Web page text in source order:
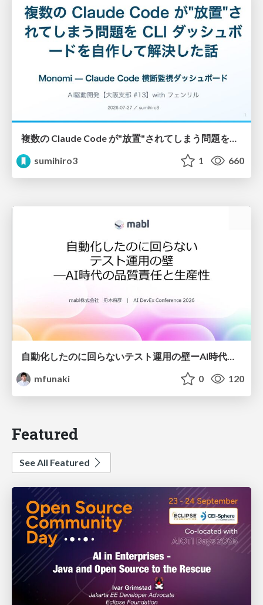
sumihiro3
1 660
自動化したのに回らないテスト運用の壁ーAI時代の品質責任と生産性
mfunaki
0 120
Featured
See All Featured